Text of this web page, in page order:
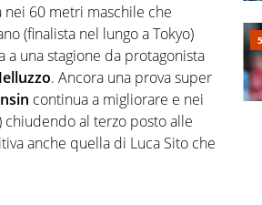
nei 60 metri maschile che
(finalista nel lungo a Tokyo)
una stagione da protagonista
. Ancora una prova super
continua a migliorare e nei
al terzo posto alle
anche quella di Luca Sito che